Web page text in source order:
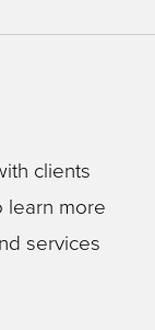
clients
learn more
services